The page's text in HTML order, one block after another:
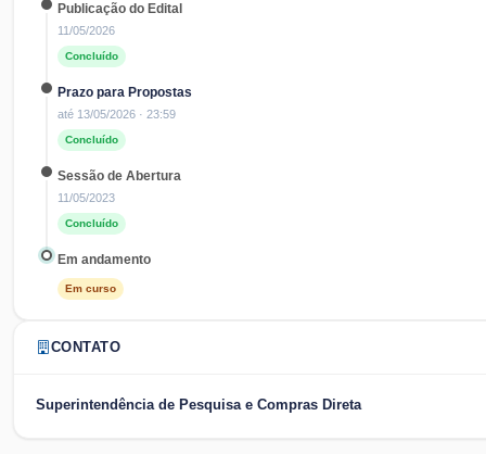
Publicação do Edital
11/05/2026
Concluído
Prazo para Propostas
até 13/05/2026 · 23:59
Concluído
Sessão de Abertura
11/05/2023
Concluído
Em andamento
Em curso
CONTATO
Superintendência de Pesquisa e Compras Direta